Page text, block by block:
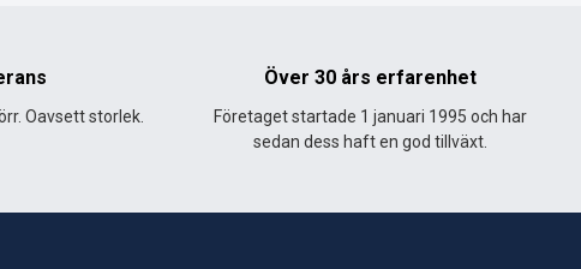
Oavsett storlek.
Över 30 års erfarenhet
Företaget startade 1 januari 1995 och har
sedan dess haft en god tillväxt.